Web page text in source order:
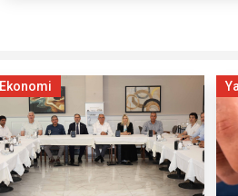
Ekonomi